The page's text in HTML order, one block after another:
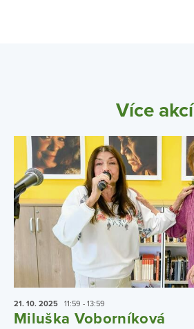
Více akcí
21. 10. 2025 11:59 - 13:59
Miluška Voborníková